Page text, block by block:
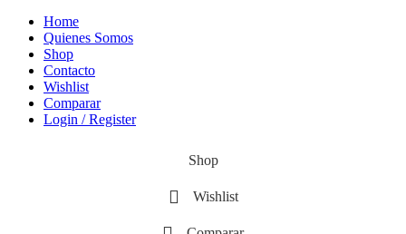
Home
Quienes Somos
Shop
Contacto
Wishlist
Comparar
Login / Register
Shop
Wishlist